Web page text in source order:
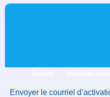
Envoyer le courriel